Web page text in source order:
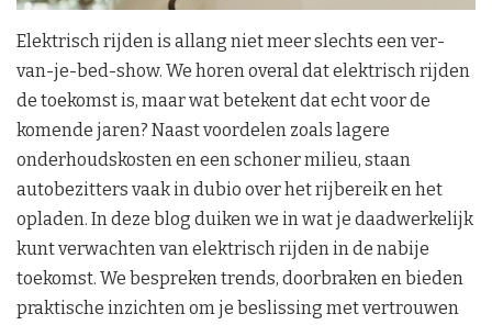
Elektrisch rijden is allang niet meer slechts een ver-
van-je-bed-show. We horen overal dat elektrisch rijden
de toekomst is, maar wat betekent dat echt voor de
komende jaren? Naast voordelen zoals lagere
onderhoudskosten en een schoner milieu, staan
autobezitters vaak in dubio over het rijbereik en het
opladen. In deze blog duiken we in wat je daadwerkelijk
kunt verwachten van elektrisch rijden in de nabije
toekomst. We bespreken trends, doorbraken en bieden
praktische inzichten om je beslissing met vertrouwen